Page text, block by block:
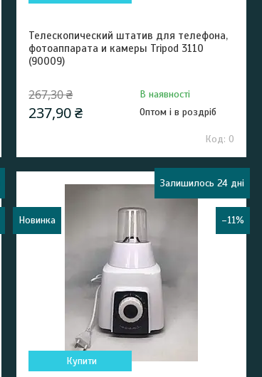
Телескопический штатив для телефона,
фотоаппарата и камеры Tripod 3110
(90009)
267,30 ₴
237,90 ₴
В наявності
Оптом і в роздріб
0
Новинка –11%
Залишилось 24 дні
Купити